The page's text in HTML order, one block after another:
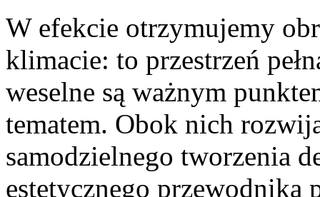
W efekcie otrzymujemy
klimacie: to przestrzeń
weselne są ważnym
tematem. Obok nich
samodzielnego tworzenia
estetycznego przewodnika